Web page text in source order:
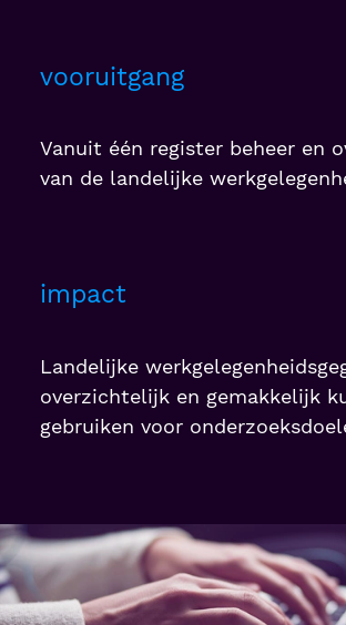
vooruitgang
Vanuit één register beheer en
van de landelijke
impact
Landelijke
overzichtelijk en gemakkelijk
gebruiken voor